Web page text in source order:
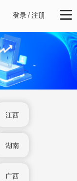
登录/注册
江西
湖南
广西